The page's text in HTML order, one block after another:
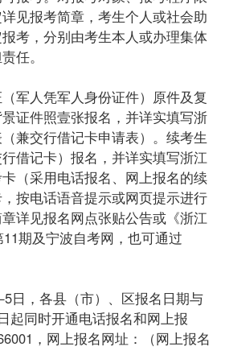
见报考简章，考生个人或社会助
考，分别由考生本人或办理集体
任。
人凭军人身份证件）原件及复
证件照壹张报名，并详实填写浙
兼交行借记卡申请表）。续考生
借记卡）报名，并详实填写浙江
（采用电话报名、网上报名的续
按电话语音提示或网页提示进行
详见报名网点张贴公告或《浙江
期及宁波自考网 ，也可通过
，各县（市）、区报名日期与
起同时开通电话报名和网上报
，网上报名网址：
（网上报名